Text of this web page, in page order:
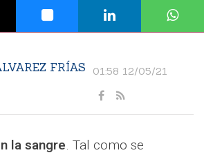
FRÍAS 01:58 12/05/21
la sangre. Tal como se